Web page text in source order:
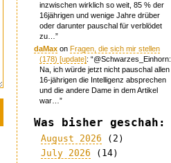
inzwischen wirklich so weit, 85 % der
16jährigen und wenige Jahre drüber
oder darunter pauschal für verblödet
zu… ”
daMax onFragen, die sich mir stellen
(178) [update]: “@Schwarzes_Einhorn:
Na, ich würde jetzt nicht pauschal allen
16-jährigen die Intelligenz absprechen
und die andere Dame in dem Artikel
war… ”
Was bisher geschah:
August 2026 (2)
July 2026 (14)